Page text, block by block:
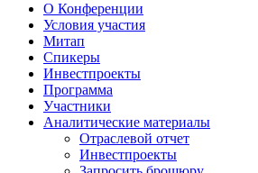
О Конференции
Условия участия
Митап
Спикеры
Инвестпроекты
Программа
Участники
Аналитические материалы
Отраслевой отчет
Инвестпроекты